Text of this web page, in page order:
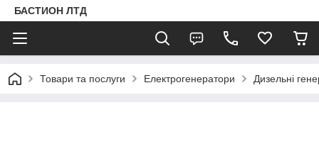
БАСТИОН ЛТД
Товари та послуги Електрогенератори Дизельні